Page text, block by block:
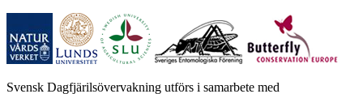
Svensk Dagfjärilsövervakning utförs i samarbete med